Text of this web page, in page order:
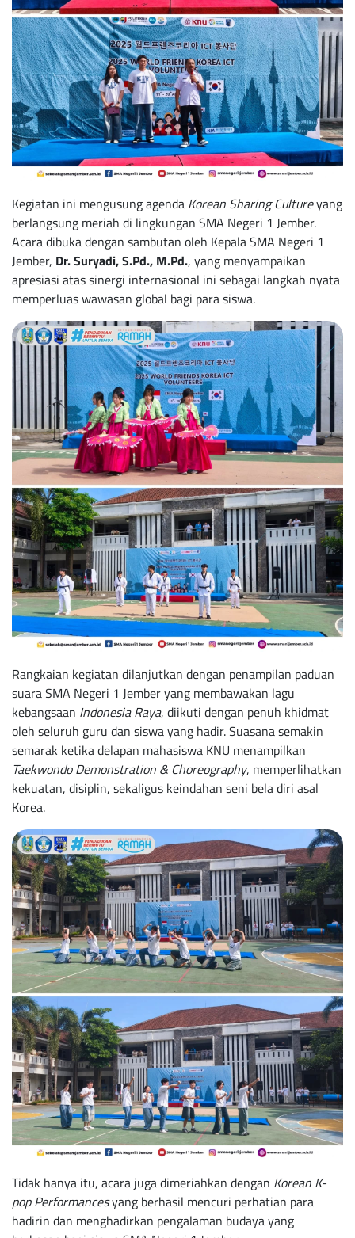
Kegiatan ini mengusung agenda Korean Sharing Cultureyang
berlangsung meriah di lingkungan SMA Negeri 1 Jember.
Acara dibuka dengan sambutan oleh Kepala SMA Negeri 1
Jember, Dr. Suryadi, S.Pd., M.Pd., yang menyampaikan
apresiasi atas sinergi internasional ini sebagai langkah nyata
memperluas wawasan global bagi para siswa.
Rangkaian kegiatan dilanjutkan dengan penampilan paduan
suara SMA Negeri 1 Jember yang membawakan lagu
kebangsaan Indonesia Raya, diikuti dengan penuh khidmat
oleh seluruh guru dan siswa yang hadir. Suasana semakin
semarak ketika delapan mahasiswa KNU menampilkan
Taekwondo Demonstration & Choreography, memperlihatkan
kekuatan, disiplin, sekaligus keindahan seni bela diri asal
Korea.
Tidak hanya itu, acara juga dimeriahkan dengan Korean K-
pop Performancesyang berhasil mencuri perhatian para
hadirin dan menghadirkan pengalaman budaya yang